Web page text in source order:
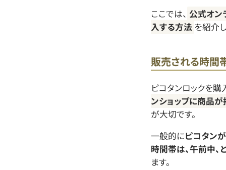
ここでは、 公式オン
入する方法 を紹介
販売される時間
ピコタンロックを購
ンショップに商品
が大切です。
一般的にピコタン
時間帯は、午前中、
ます。